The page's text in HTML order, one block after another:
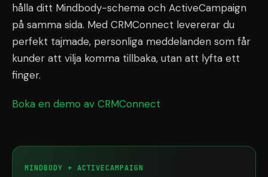
hålla ditt Mindbody-schema och ActiveCampaign
på samma sida. Med CRMConnect levererar du
perfekt tajmade, personliga meddelanden som får
kunder att vilja komma tillbaka, utan att lyfta ett
finger.
Boka en demo av CRMConnect
MINDBODY + ACTIVECAMPAIGN